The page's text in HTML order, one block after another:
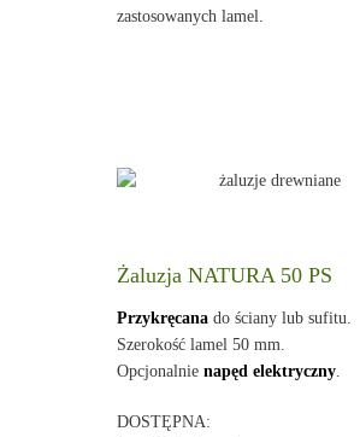
zastosowanych lamel.
Żaluzja NATURA 50 PS
Przykręcanado ściany lub sufitu.
Szerokość lamel 50 mm.
Opcjonalnie napęd elektryczny.
DOSTĘPNA: